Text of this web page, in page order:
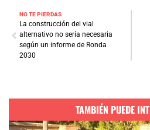
NO TE PIERDAS
La construcción del vial
alternativo no sería necesaria
según un informe de Ronda
2030
TAMBIÉN PUEDE